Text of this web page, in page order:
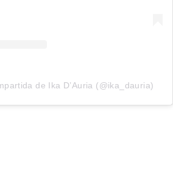
de Ika D’Auria (@ika_dauria)